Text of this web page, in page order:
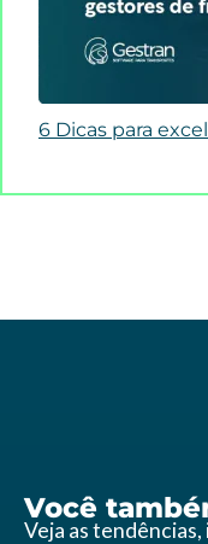
6 Dicas para
Você
Veja as